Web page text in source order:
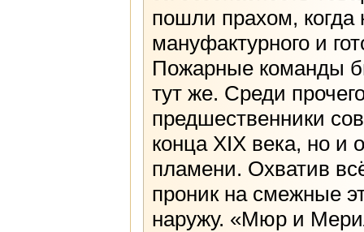
пошли прахом,
мануфактурного и
Пожарные команды
тут же. Среди
предшественники
конца XIX века, но и
пламени. Охватив
проник на смежные
наружу. «Мюр и